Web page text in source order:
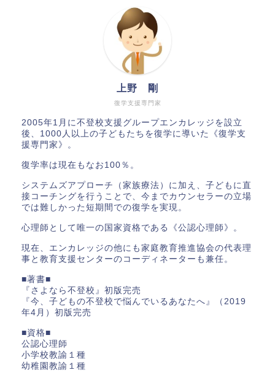
復学支援専門家
上野 剛
2005年1月に不登校支援グループエンカレッジを設立
後、1000人以上の子どもたちを復学に導いた《復学支
援専門家》。
復学率は現在もなお100％。
システムズアプローチ（家族療法）に加え、子どもに直
接コーチングを行うことで、今までカウンセラーの立場
では難しかった短期間での復学を実現。
心理師として唯一の国家資格である《公認心理師》。
現在、エンカレッジの他にも家庭教育推進協会の代表理
事と教育支援センターのコーディネーターも兼任。
■著書■
『さよなら不登校』初版完売
『今、子どもの不登校で悩んでいるあなたへ』（2019
年4月）初版完売
■資格■
公認心理師
小学校教諭１種
幼稚園教諭１種